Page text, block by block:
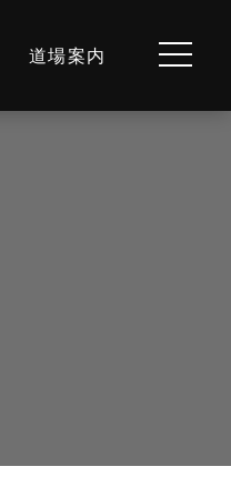
道場案内